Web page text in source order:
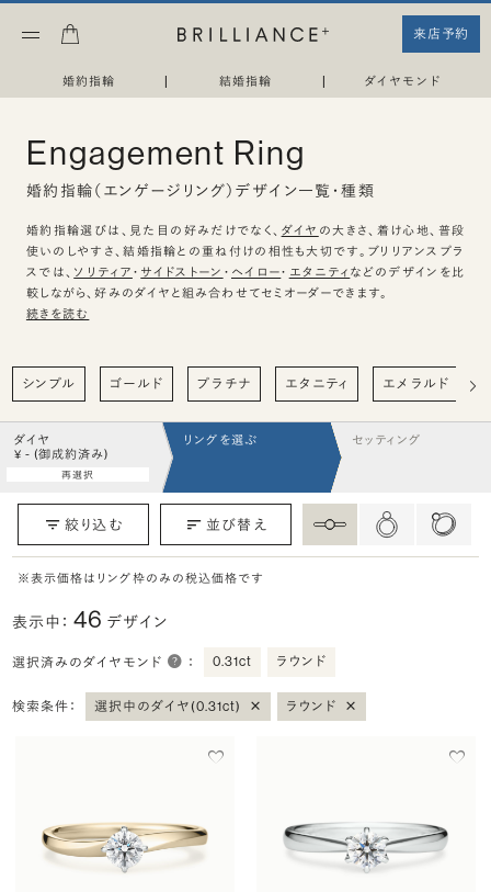
来店予約
婚約指輪 | 結婚指輪 | ダイヤモンド
Engagement Ring
婚約指輪（エンゲージリング）デザイン一覧・種類
婚約指輪選びは、見た目の好みだけでなく、 ダイヤ の大きさ、着け心地、普段
使いのしやすさ、結婚指輪との重ね付けの相性も大切です。ブリリアンスプラ
スでは、 ソリティア ・ サイドストーン ・ ヘイロー・ エタニティ などのデザインを比
較しながら、好みのダイヤと組み合わせてセミオーダーできます。
続きを読む
シンプル ゴールド プラチナ エタニティ エメラルド
ダイヤ
¥ - (御成約済み)
再選択
リングを選ぶ セッティング
絞り込む 並び替え
※表示価格はリング枠のみの税込価格です
表示中：46 デザイン
選択済みのダイヤモンド ： 0.31ct ラウンド
検索条件： 選択中のダイヤ(0.31ct) × ラウンド ×